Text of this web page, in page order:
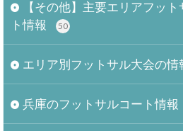
【その他】主要エリアフッ
ト情報
50
エリア別フットサル大会の情
兵庫のフットサルコート情報